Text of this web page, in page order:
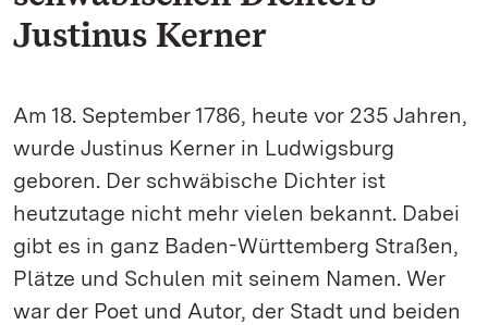
Justinus Kerner
Am 18. September 1786, heute vor 235 Jahren,
wurde Justinus Kerner in Ludwigsburg
geboren. Der schwäbische Dichter ist
heutzutage nicht mehr vielen bekannt. Dabei
gibt es in ganz Baden-Württemberg Straßen,
Plätze und Schulen mit seinem Namen. Wer
war der Poet und Autor, der Stadt und beiden